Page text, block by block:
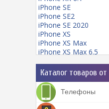
iPhone SE
iPhone SE2
iPhone SE 2020
iPhone XS
iPhone XS Max
iPhone XS Max 6.5
iPhone 11 mini
iPhone 11 Pro
iPhone 11 Pro Max
iPhone 12
iPhone 12 Pro
Каталог товаров
Телефоны